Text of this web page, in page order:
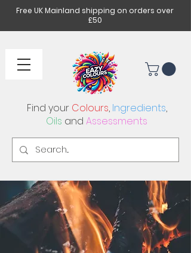
Find your Colours, Ingredients,
Oils and Assessments
Free UK Mainland shipping on orders over
£50